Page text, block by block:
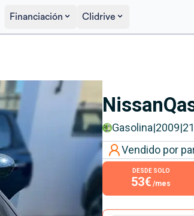
Financiación Clidrive
Nissan
Gasolina|2009|
Vendido por
DESDE SOLO
53€ /mes